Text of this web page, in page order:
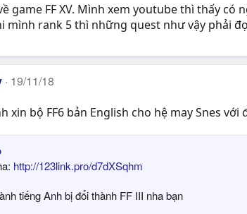
game FF XV. Mình xem youtube thì thấy
mình rank 5 thì những quest như vậy phải
19/11/18
xin bộ FF6 bản English cho hệ may Snes
http://123link.pro/d7dXSqhm
tiếng Anh bị đổi thành FF III nha bạn